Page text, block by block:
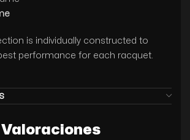
is individually constructed to
performance for each racquet.
Valoraciones